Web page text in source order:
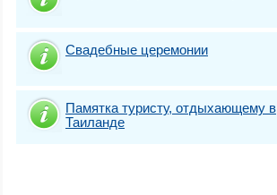
Свадебные церемонии
Памятка туристу, отдыхающему в
Таиланде